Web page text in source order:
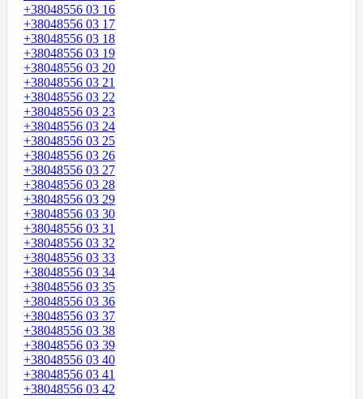
+38048556 03 16
+38048556 03 17
+38048556 03 18
+38048556 03 19
+38048556 03 20
+38048556 03 21
+38048556 03 22
+38048556 03 23
+38048556 03 24
+38048556 03 25
+38048556 03 26
+38048556 03 27
+38048556 03 28
+38048556 03 29
+38048556 03 30
+38048556 03 31
+38048556 03 32
+38048556 03 33
+38048556 03 34
+38048556 03 35
+38048556 03 36
+38048556 03 37
+38048556 03 38
+38048556 03 39
+38048556 03 40
+38048556 03 41
+38048556 03 42